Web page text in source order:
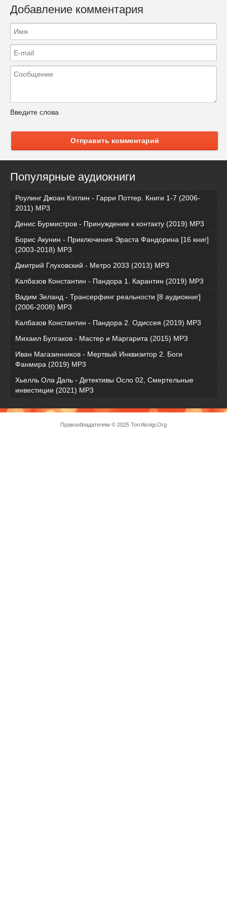
Добавление комментария
Введите слова
Отправить комментарий
Популярные аудиокниги
Роулинг Джоан Кэтлин - Гарри Поттер. Книги 1-7 (2006-
2011) MP3
Денис Бурмистров - Принуждение к контакту (2019) MP3
Борис Акунин - Приключения Эраста Фандорина [16 книг]
(2003-2018) МР3
Дмитрий Глуховский - Метро 2033 (2013) MP3
Калбазов Константин - Пандора 1. Карантин (2019) MP3
Вадим Зеланд - Трансерфинг реальности [8 аудиокниг]
(2006-2008) MP3
Калбазов Константин - Пандора 2. Одиссея (2019) MP3
Михаил Булгаков - Мастер и Маргарита (2015) MP3
Иван Магазинников - Мертвый Инквизитор 2. Боги
Фанмира (2019) MP3
Хьелль Ола Даль - Детективы Осло 02, Смертельные
инвестиции (2021) МР3
Правообладателям © 2025 TorrAknigi.Org